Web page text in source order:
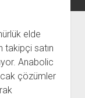
elde
takipçi satın
Anabolic
çözümler